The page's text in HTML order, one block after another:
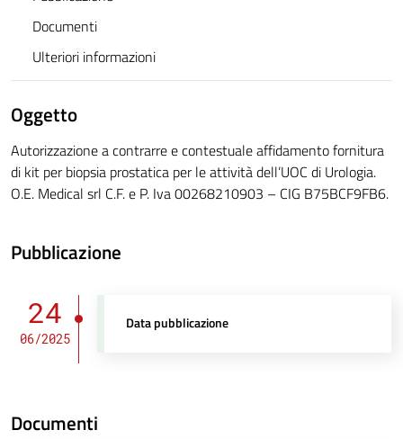
Documenti
Ulteriori informazioni
Oggetto
Autorizzazione a contrarre e contestuale affidamento fornitura
di kit per biopsia prostatica per le attività dell’UOC di Urologia.
O.E. Medical srl C.F. e P. Iva 00268210903 – CIG B75BCF9FB6.
Pubblicazione
24
06/2025
Data pubblicazione
Documenti